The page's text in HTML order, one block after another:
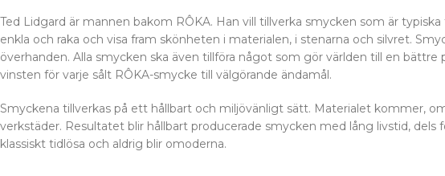
Ted Lidgard är mannen bakom RÔKA. Han vill tillverka smycken som är
enkla och raka och visa fram skönheten i materialen, i stenarna och silvret.
överhanden. Alla smycken ska även tillföra något som gör världen till en
vinsten för varje sålt RÔKA-smycke till välgörande ändamål.
Smyckena tillverkas på ett hållbart och miljövänligt sätt. Materialet kommer,
verkstäder. Resultatet blir hållbart producerade smycken med lång livstid,
klassiskt tidlösa och aldrig blir omoderna.